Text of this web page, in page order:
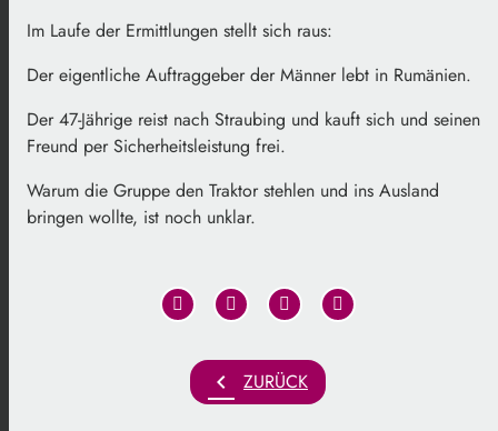
Im Laufe der Ermittlungen stellt sich raus:
Der eigentliche Auftraggeber der Männer lebt in Rumänien.
Der 47-Jährige reist nach Straubing und kauft sich und seinen
Freund per Sicherheitsleistung frei.
Warum die Gruppe den Traktor stehlen und ins Ausland
bringen wollte, ist noch unklar.
chevron_left ZURÜCK